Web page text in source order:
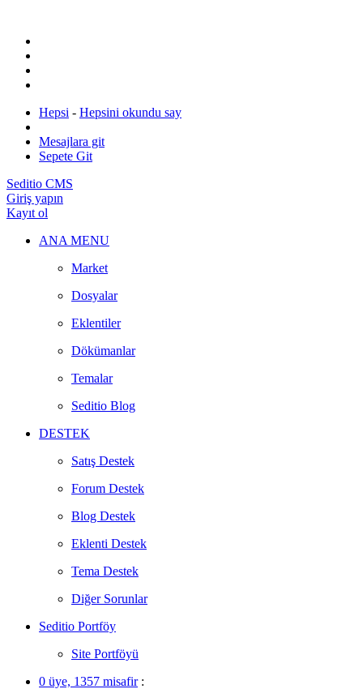
Hepsi - Hepsini okundu say
Mesajlara git
Sepete Git
Seditio CMS
Giriş yapın
Kayıt ol
ANA MENU
Market
Dosyalar
Eklentiler
Dökümanlar
Temalar
Seditio Blog
DESTEK
Satış Destek
Forum Destek
Blog Destek
Eklenti Destek
Tema Destek
Diğer Sorunlar
Seditio Portföy
Site Portföyü
0 üye, 1357 misafir: